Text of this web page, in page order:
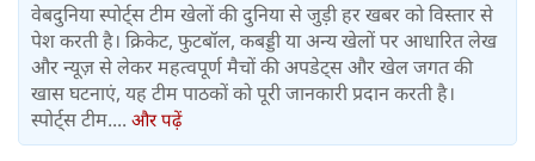
वेबदुनिया स्पोर्ट्स टीम खेलों की दुनिया से जुड़ी हर खबर को विस्तार से
पेश करती है। क्रिकेट, फुटबॉल, कबड्डी या अन्य खेलों पर आधारित लेख
और न्यूज़ से लेकर महत्वपूर्ण मैचों की अपडेट्स और खेल जगत की
खास घटनाएं, यह टीम पाठकों को पूरी जानकारी प्रदान करती है।
स्पोर्ट्स टीम.... और पढ़ें